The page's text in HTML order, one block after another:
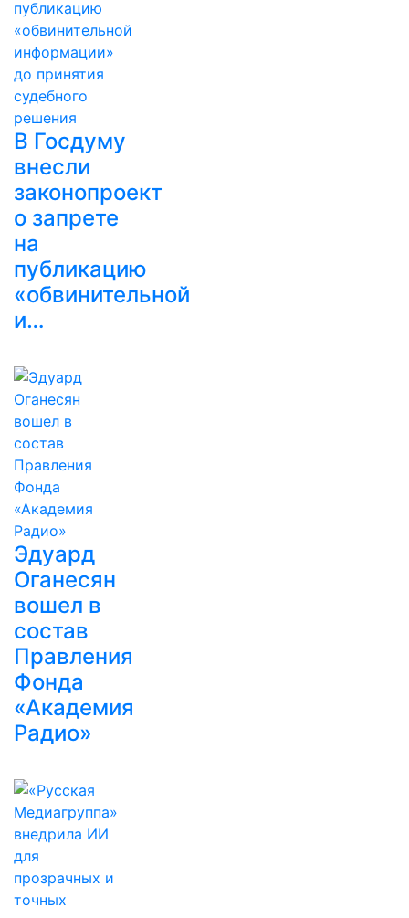
В Госдуму
внесли
законопроект
о запрете
на
публикацию
«обвинительной
и…
Эдуард
Оганесян
вошел в
состав
Правления
Фонда
«Академия
Радио»